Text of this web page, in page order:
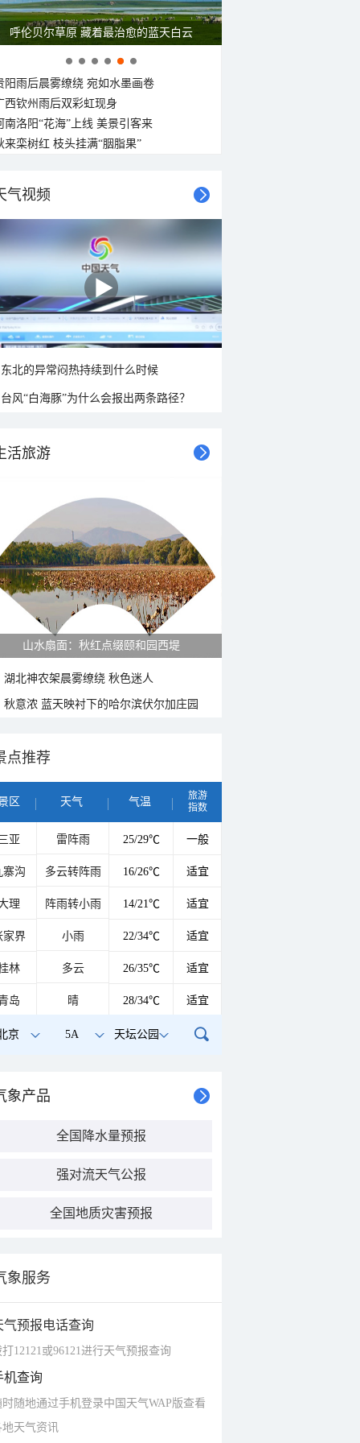
呼伦贝尔草原 藏着最治愈的蓝天白云
阳雨后晨雾缭绕 宛如水墨画卷
西钦州雨后双彩虹现身
南洛阳“花海”上线 美景引客来
来栾树红 枝头挂满“胭脂果”
气视频
东北的异常闷热持续到什么时候
台风“白海豚”为什么会报出两条路径？
活旅游
山水扇面：秋红点缀颐和园西堤
湖北神农架晨雾缭绕 秋色迷人
秋意浓 蓝天映衬下的哈尔滨伏尔加庄园
点推荐
区 天气 气温
旅游
指数
亚 雷阵雨 25/29℃ 一般
寨沟 多云转阵雨 16/26℃ 适宜
理 阵雨转小雨 14/21℃ 适宜
家界 小雨 22/34℃ 适宜
林 多云 26/35℃ 适宜
岛 晴 28/34℃ 适宜
京 5A 天坛公园
象产品
全国降水量预报
强对流天气公报
全国地质灾害预报
象服务
气预报电话查询
打12121或96121进行天气预报查询
机查询
时随地通过手机登录中国天气WAP版查看
地天气资讯